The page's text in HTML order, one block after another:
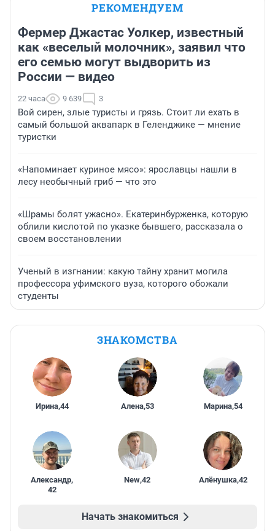
РЕКОМЕНДУЕМ
Фермер Джастас Уолкер, известный
как «веселый молочник», заявил что
его семью могут выдворить из
России — видео
22 часа 9 639 3
Вой сирен, злые туристы и грязь. Стоит ли ехать в
самый большой аквапарк в Геленджике — мнение
туристки
«Напоминает куриное мясо»: ярославцы нашли в
лесу необычный гриб — что это
«Шрамы болят ужасно». Екатеринбурженка, которую
облили кислотой по указке бывшего, рассказала о
своем восстановлении
Ученый в изгнании: какую тайну хранит могила
профессора уфимского вуза, которого обожали
студенты
ЗНАКОМСТВА
Ирина,44 Алена,53 Марина,54
Александр,
42
New,42 Алёнушка,42
Начать знакомиться